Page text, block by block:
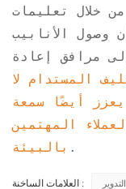
خلال تعليمات
وصول الأنابيب
مرافق إعادة
المستدام لا
أيضًا سمعة
المهتمين
بالبيئة .
العلامات الساخنة :